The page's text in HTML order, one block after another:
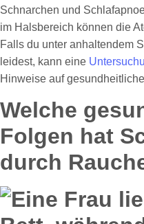
Schnarchen und
im Halsbereich können die
Falls du unter anhaltendem
leidest, kann eine
Hinweise auf
Welche
Folgen hat
durch